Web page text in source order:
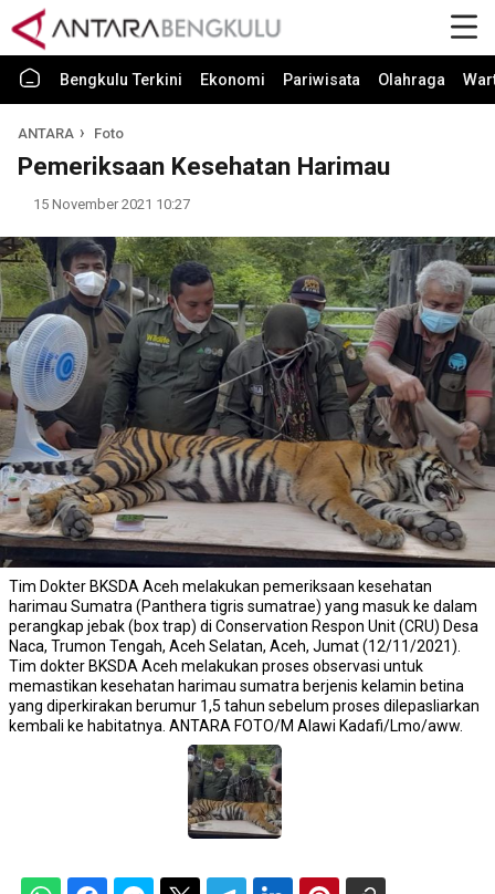
Bengkulu Terkini Ekonomi Pariwisata Olahraga
ANTARA Foto
Pemeriksaan Kesehatan Harimau
15 November 2021 10:27
Tim Dokter BKSDA Aceh melakukan pemeriksaan kesehatan
harimau Sumatra (Panthera tigris sumatrae) yang masuk ke dalam
perangkap jebak (box trap) di Conservation Respon Unit (CRU) Desa
Naca, Trumon Tengah, Aceh Selatan, Aceh, Jumat (12/11/2021).
Tim dokter BKSDA Aceh melakukan proses observasi untuk
memastikan kesehatan harimau sumatra berjenis kelamin betina
yang diperkirakan berumur 1,5 tahun sebelum proses dilepasliarkan
kembali ke habitatnya. ANTARA FOTO/M Alawi Kadafi/Lmo/aww.